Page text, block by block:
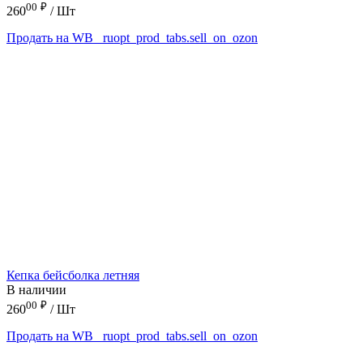
26000 ₽ / Шт
Продать на WB
_ruopt_prod_tabs.sell_on_ozon
Кепка бейсболка летняя
В наличии
26000 ₽ / Шт
Продать на WB
_ruopt_prod_tabs.sell_on_ozon